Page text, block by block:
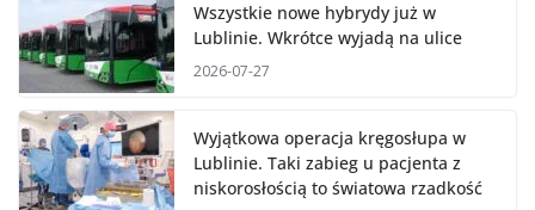
Wszystkie nowe hybrydy już w
Lublinie. Wkrótce wyjadą na ulice
2026-07-27
Wyjątkowa operacja kręgosłupa w
Lublinie. Taki zabieg u pacjenta z
niskorosłością to światowa rzadkość